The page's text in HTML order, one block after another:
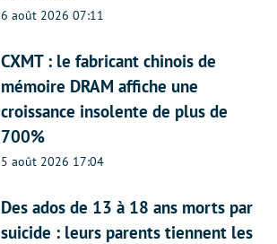
6 août 2026 07:11
CXMT : le fabricant chinois de
mémoire DRAM affiche une
croissance insolente de plus de
700%
5 août 2026 17:04
Des ados de 13 à 18 ans morts par
suicide : leurs parents tiennent les